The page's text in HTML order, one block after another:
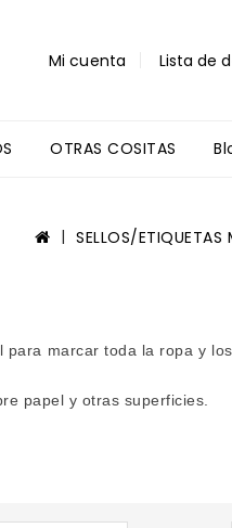
Mi cuenta Lista de
OTRAS COSITAS
SELLOS/ETIQUETAS
para marcar toda la ropa y
papel y otras superficies.